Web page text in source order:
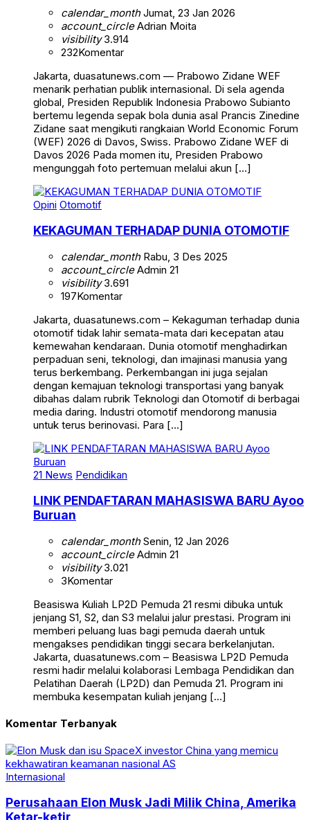
calendar_monthJumat, 23 Jan 2026
account_circleAdrian Moita
visibility3.914
232Komentar
Jakarta, duasatunews.com — Prabowo Zidane WEF
menarik perhatian publik internasional. Di sela agenda
global, Presiden Republik Indonesia Prabowo Subianto
bertemu legenda sepak bola dunia asal Prancis Zinedine
Zidane saat mengikuti rangkaian World Economic Forum
(WEF) 2026 di Davos, Swiss. Prabowo Zidane WEF di
Davos 2026 Pada momen itu, Presiden Prabowo
mengunggah foto pertemuan melalui akun […]
Opini Otomotif
KEKAGUMAN TERHADAP DUNIA OTOMOTIF
calendar_monthRabu, 3 Des 2025
account_circleAdmin 21
visibility3.691
197Komentar
Jakarta, duasatunews.com – Kekaguman terhadap dunia
otomotif tidak lahir semata-mata dari kecepatan atau
kemewahan kendaraan. Dunia otomotif menghadirkan
perpaduan seni, teknologi, dan imajinasi manusia yang
terus berkembang. Perkembangan ini juga sejalan
dengan kemajuan teknologi transportasi yang banyak
dibahas dalam rubrik Teknologi dan Otomotif di berbagai
media daring. Industri otomotif mendorong manusia
untuk terus berinovasi. Para […]
21 News Pendidikan
LINK PENDAFTARAN MAHASISWA BARU Ayoo
Buruan
calendar_monthSenin, 12 Jan 2026
account_circleAdmin 21
visibility3.021
3Komentar
Beasiswa Kuliah LP2D Pemuda 21 resmi dibuka untuk
jenjang S1, S2, dan S3 melalui jalur prestasi. Program ini
memberi peluang luas bagi pemuda daerah untuk
mengakses pendidikan tinggi secara berkelanjutan.
Jakarta, duasatunews.com – Beasiswa LP2D Pemuda
resmi hadir melalui kolaborasi Lembaga Pendidikan dan
Pelatihan Daerah (LP2D) dan Pemuda 21. Program ini
membuka kesempatan kuliah jenjang […]
Komentar Terbanyak
Internasional
Perusahaan Elon Musk Jadi Milik China, Amerika
Ketar-ketir